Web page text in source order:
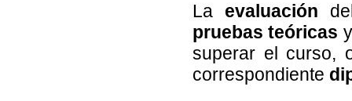
La evaluación
pruebas teóricas
superar el curso,
correspondiente